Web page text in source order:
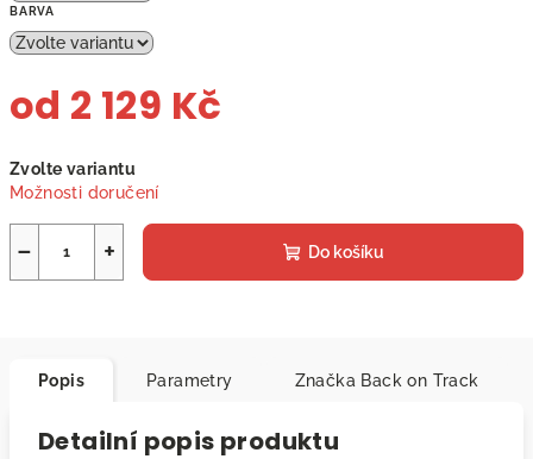
BARVA
od 2 129 Kč
cena:
Zvolte variantu
Možnosti doručení
+
− Do košíku
Popis Parametry Značka Back on Track
Detailní popis produktu